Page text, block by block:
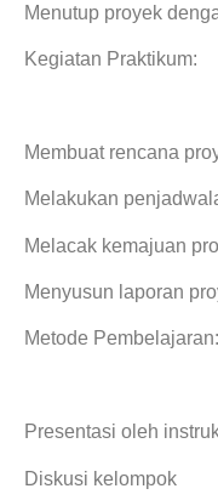
Menutup proyek
Kegiatan Praktikum:
Membuat rencana
Melakukan
Melacak kemajuan
Menyusun laporan
Metode Pembelajaran:
Presentasi oleh
Diskusi kelompok